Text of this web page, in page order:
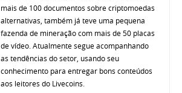
mais de 100 documentos sobre criptomoedas
alternativas, também já teve uma pequena
fazenda de mineração com mais de 50 placas
de vídeo. Atualmente segue acompanhando
as tendências do setor, usando seu
conhecimento para entregar bons conteúdos
aos leitores do Livecoins.